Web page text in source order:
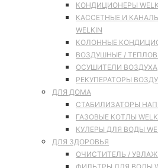
КОНДИЦИОНЕРЫ
КАССЕТНЫЕ И
WELKIN
КОЛОННЫЕ
ВОЗДУШНЫЕ /
ОСУШИТЕЛИ ВОЗДУХА
РЕКУПЕРАТОРЫ
ДЛЯ ДОМА
СТАБИЛИЗАТОРЫ
ГАЗОВЫЕ КОТЛЫ
КУЛЕРЫ ДЛЯ ВОДЫ
ДЛЯ ЗДОРОВЬЯ
ОЧИСТИТЕЛЬ /